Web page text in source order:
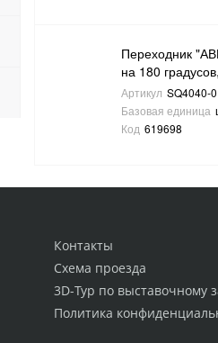
Переходник
на 180
Артикул SQ4040-
Базовая единица
Код 619698
Контакты
Схема проезда
3D-Тур по выставочному
Политика